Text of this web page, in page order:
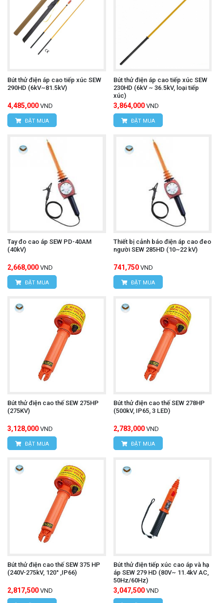
Bút thử điện áp cao tiếp xúc SEW
290HD (6kV~81.5kV)
4,485,000 VND
ĐẶT MUA
Bút thử điện áp cao tiếp xúc SEW
230HD (6kV ~ 36.5kV, loại tiếp
xúc)
3,864,000 VND
ĐẶT MUA
Tay đo cao áp SEW PD-40AM
(40kV)
2,668,000 VND
ĐẶT MUA
Thiết bị cảnh báo điện áp cao đeo
người SEW 285HD (10~22 kV)
741,750 VND
ĐẶT MUA
Bút thử điện cao thế SEW 275HP
(275KV)
3,128,000 VND
ĐẶT MUA
Bút thử điện cao thế SEW 278HP
(500kV, IP65, 3 LED)
2,783,000 VND
ĐẶT MUA
Bút thử điện cao thế SEW 375 HP
(240V-275kV, 120° ,IP66)
2,817,500 VND
Bút thử điện tiếp xúc cao áp và hạ
áp SEW 279 HD (80V~ 11.4kV AC,
50Hz/60Hz)
3,047,500 VND